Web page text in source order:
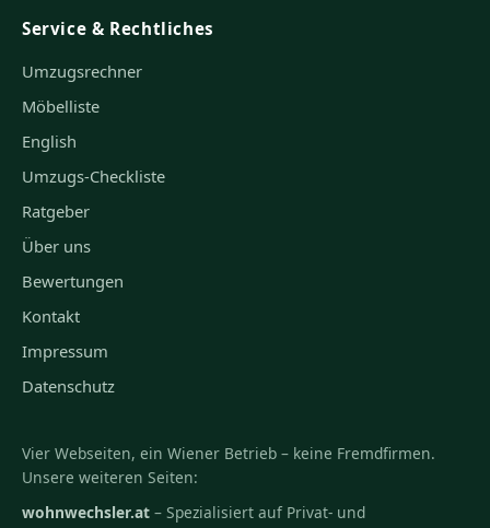
Service & Rechtliches
Umzugsrechner
Möbelliste
English
Umzugs-Checkliste
Ratgeber
Über uns
Bewertungen
Kontakt
Impressum
Datenschutz
Vier Webseiten, ein Wiener Betrieb – keine Fremdfirmen.
Unsere weiteren Seiten:
wohnwechsler.at – Spezialisiert auf Privat- und